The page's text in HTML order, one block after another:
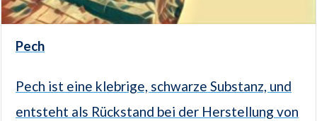
Pech
Pech ist eine klebrige, schwarze Substanz, und
entsteht als Rückstand bei der Herstellung von